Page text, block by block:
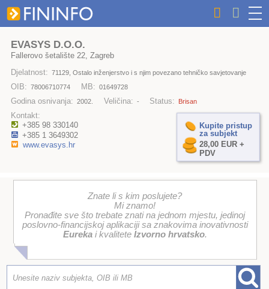
EVASYS D.O.O.
Fallerovo šetalište 22, Zagreb
Djelatnost: 71129, Ostalo inženjerstvo i s njim povezano tehničko savjetovanje
OIB: 78006710774 MB: 01649728
Godina osnivanja: 2002. Veličina: - Status: Brisan
Kontakt:
+385 98 330140
+385 1 3649302
www.evasys.hr
Kupite pristup
za subjekt
28,00 EUR +
PDV
Znate li s kim poslujete?
Mi znamo!
Pronađite sve što trebate znati na jednom mjestu, jedinoj
poslovno-financijskoj aplikaciji sa znakovima inovativnosti
Eurekai kvalitete Izvorno hrvatsko.